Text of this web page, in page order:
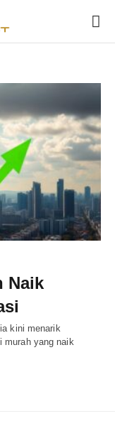
Naik
kini menarik
murah yang naik